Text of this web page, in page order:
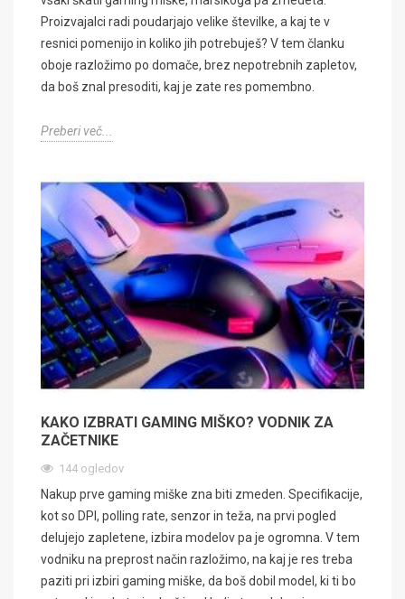
Proizvajalci radi poudarjajo velike številke, a kaj te v
resnici pomenijo in koliko jih potrebuješ? V tem članku
oboje razložimo po domače, brez nepotrebnih zapletov,
da boš znal presoditi, kaj je zate res pomembno.
Preberi več...
KAKO IZBRATI GAMING MIŠKO? VODNIK ZA
ZAČETNIKE
144 ogledov
Nakup prve gaming miške zna biti zmeden. Specifikacije,
kot so DPI, polling rate, senzor in teža, na prvi pogled
delujejo zapletene, izbira modelov pa je ogromna. V tem
vodniku na preprost način razložimo, na kaj je res treba
paziti pri izbiri gaming miške, da boš dobil model, ki ti bo